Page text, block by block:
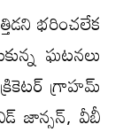
భరించలేక
ఘటనలు
గ్రాహమ్
జాన్సన్, వీబీ